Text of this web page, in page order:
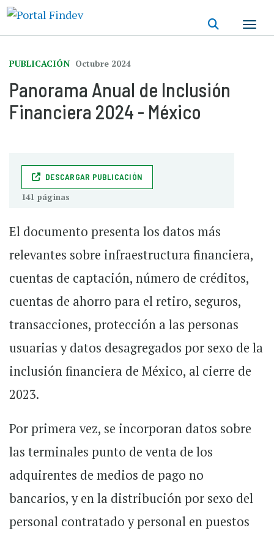
PUBLICACIÓN Octubre 2024
Panorama Anual de Inclusión
Financiera 2024 - México
DESCARGAR PUBLICACIÓN
141 páginas
El documento presenta los datos más
relevantes sobre infraestructura financiera,
cuentas de captación, número de créditos,
cuentas de ahorro para el retiro, seguros,
transacciones, protección a las personas
usuarias y datos desagregados por sexo de la
inclusión financiera de México, al cierre de
2023.
Por primera vez, se incorporan datos sobre
las terminales punto de venta de los
adquirentes de medios de pago no
bancarios, y en la distribución por sexo del
personal contratado y personal en puestos